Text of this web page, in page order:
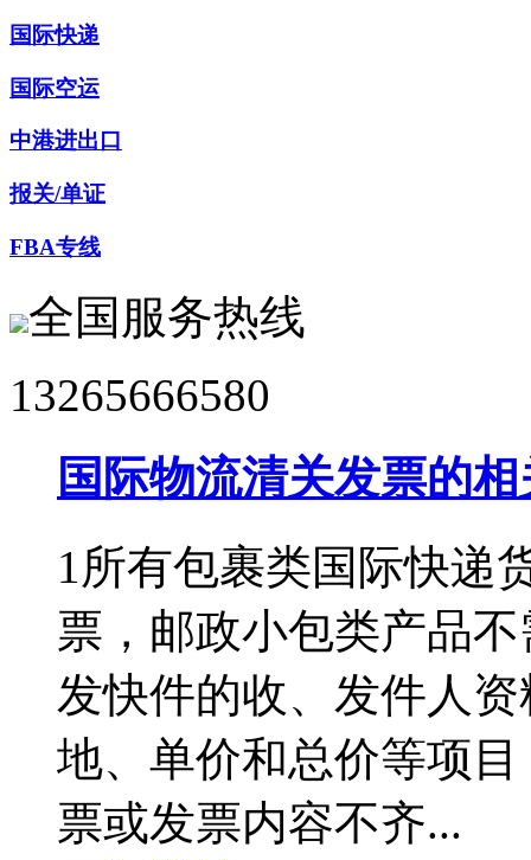
国际快递
国际空运
中港进出口
报关/单证
FBA专线
全国服务热线
13265666580
国际物流清关发票的
1所有包裹类国际快递
票，邮政小包类产品
发快件的收、发件人
地、单价和总价等项
票或发票内容不齐...